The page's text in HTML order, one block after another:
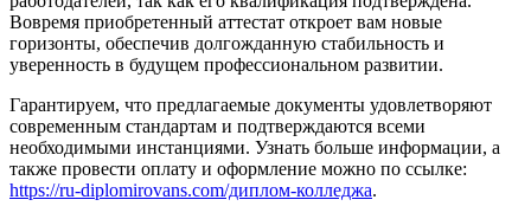
Вовремя приобретенный аттестат откроет вам новые
горизонты, обеспечив долгожданную стабильность и
уверенность в будущем профессиональном развитии.
Гарантируем, что предлагаемые документы удовлетворяют
современным стандартам и подтверждаются всеми
необходимыми инстанциями. Узнать больше информации, а
также провести оплату и оформление можно по ссылке:
https://ru-diplomirovans.com/диплом-колледжа.